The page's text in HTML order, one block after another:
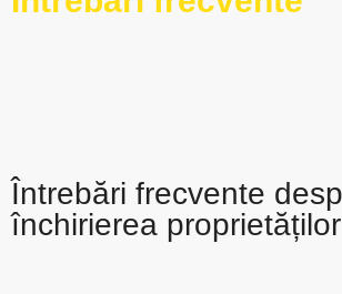
Întrebări frecvente
închirierea proprietăților